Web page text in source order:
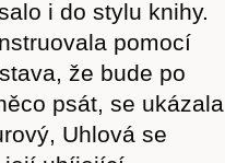
i do stylu knihy.
pomocí
že bude po
psát, se ukázala
Uhlová se